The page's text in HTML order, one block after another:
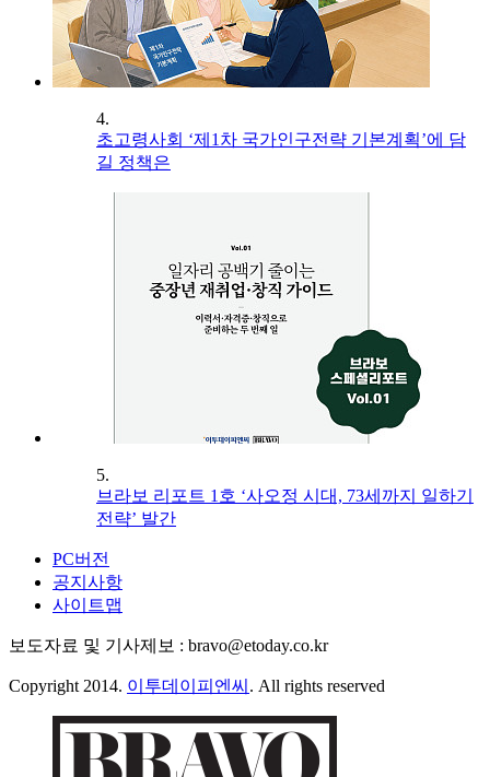
4.
초고령사회 ‘제1차 국가인구전략 기본계획’에 담
길 정책은
5.
브라보 리포트 1호 ‘사오정 시대, 73세까지 일하기
전략’ 발간
PC버전
공지사항
사이트맵
보도자료 및 기사제보 : bravo@etoday.co.kr
Copyright 2014. 이투데이피엔씨 . All rights reserved